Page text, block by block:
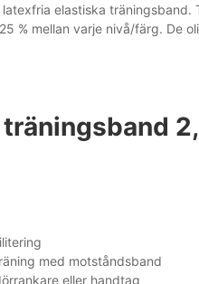
elastiska
% mellan varje nivå/färg. De
med motståndsband
eller handtag